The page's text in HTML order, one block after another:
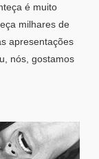
é muito
milhares de
apresentações
nós, gostamos